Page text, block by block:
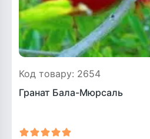
Код товару: 2654
Гранат Бала-Мюрсаль